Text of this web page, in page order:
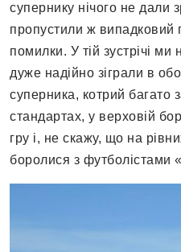
супернику нічого не дали
пропустили ж випадковий
помилки. У тій зустрічі ми
дуже надійно зіграли в
суперника, котрий багато
стандартах, у верховій
гру і, не скажу, що на
боролися з футболістами